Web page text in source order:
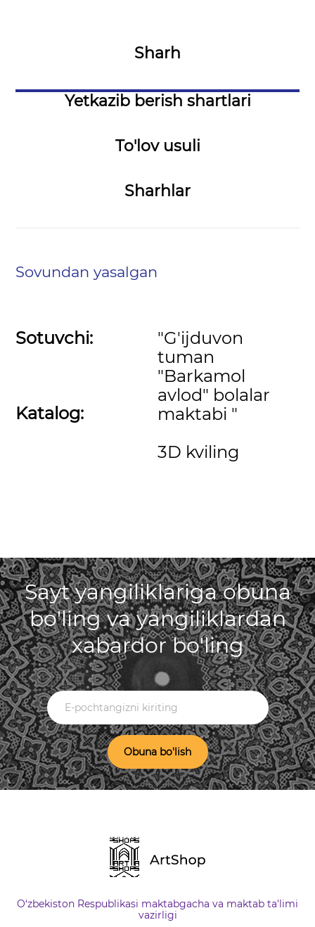
Sharh
Yetkazib berish shartlari
To'lov usuli
Sharhlar
Sovundan yasalgan
Sotuvchi:
Katalog:
"G'ijduvon
tuman
"Barkamol
avlod" bolalar
maktabi "
3D kviling
Sayt yangiliklariga obuna
bo'ling va yangiliklardan
xabardor bo'ling
Obuna bo'lish
O‘zbekiston Respublikasi maktabgacha va maktab ta'limi
vazirligi